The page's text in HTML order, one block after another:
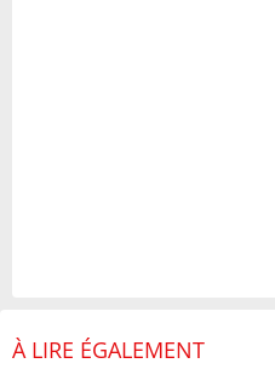
À LIRE ÉGALEMENT